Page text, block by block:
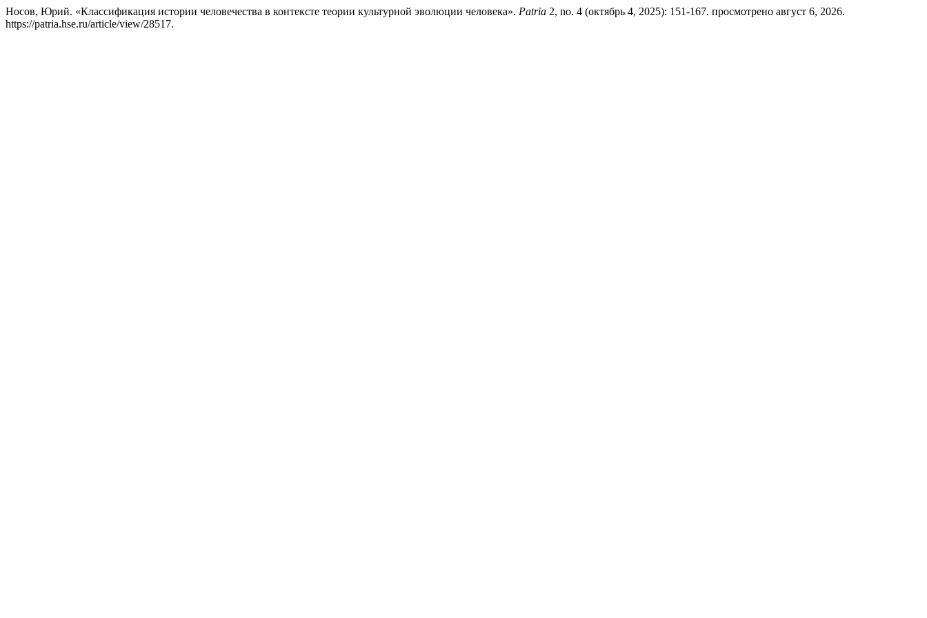
Носов, Юрий. «Классификация истории человечества в контексте теории культурной эволюции человека». Patria 2, no. 4 (октябрь 4, 2025): 151-167. просмотрено август 6, 2026.
https://patria.hse.ru/article/view/28517.